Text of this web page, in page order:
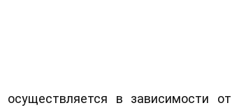
в зависимости от